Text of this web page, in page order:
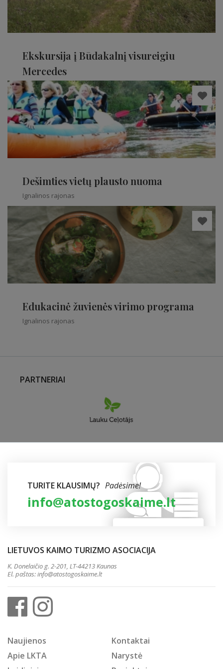
Ekskursija į Būdakalnį visureigiu
Mercedes
Ignalinos rajonas
Dešimties vietų plausto nuoma
Ignalinos rajonas
Edukacinė žuvienės virimo programa
Ignalinos rajonas
PARTNERIAI
TURITE KLAUSIMŲ? Padėsime!
info@atostogoskaime.lt
LIETUVOS KAIMO TURIZMO ASOCIACIJA
K. Donelaičio g. 2-201, LT-44213 Kaunas
El. paštas:info@atostogoskaime.lt
Naujienos
Kontaktai
Apie LKTA
Narystė